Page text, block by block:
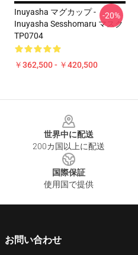
Inuyasha マグカップ -
Inuyasha Sesshomaru マスク
TP0704
￥362,500 - ￥420,500
-20%
世界中に配送
200カ国以上に配送
国際保証
使用国で提供
お問い合わせ